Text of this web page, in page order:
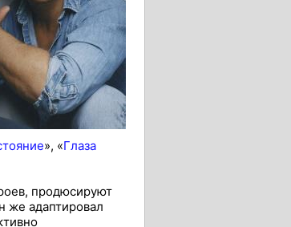
», «Глаза
продюсируют
же адаптировал